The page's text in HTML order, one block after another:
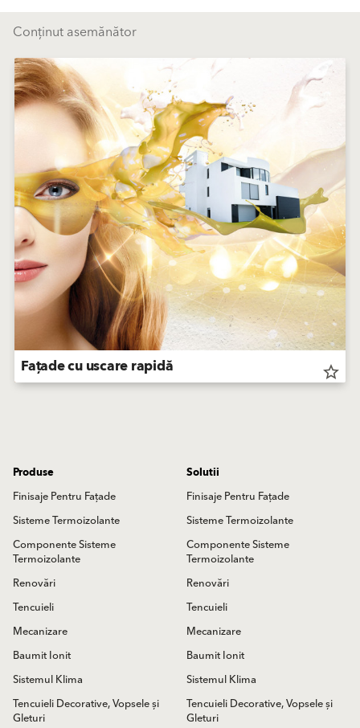
Conținut asemănător
Fațade cu uscare rapidă star_border
Produse
Finisaje Pentru Fațade
Sisteme Termoizolante
Componente Sisteme
Termoizolante
Renovări
Tencuieli
Mecanizare
Baumit Ionit
Sistemul Klima
Tencuieli Decorative, Vopsele și
Gleturi
Solutii
Finisaje Pentru Fațade
Sisteme Termoizolante
Componente Sisteme
Termoizolante
Renovări
Tencuieli
Mecanizare
Baumit Ionit
Sistemul Klima
Tencuieli Decorative, Vopsele și
Gleturi